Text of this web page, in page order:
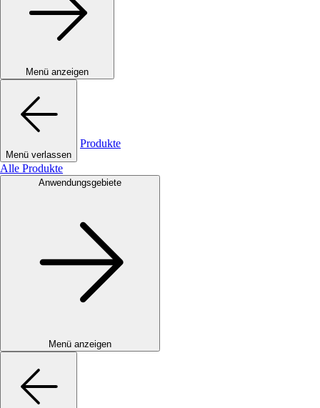
Menü anzeigen
Menü verlassen
Produkte
Alle Produkte
Anwendungsgebiete
Menü anzeigen